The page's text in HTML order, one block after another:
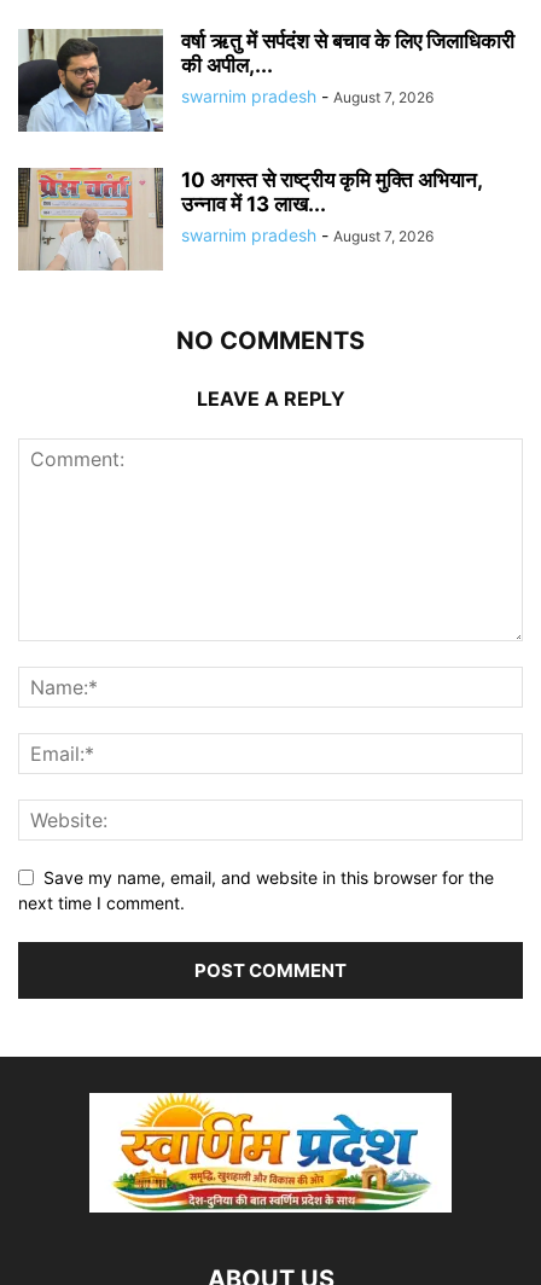
वर्षा ऋतु में सर्पदंश से बचाव के लिए जिलाधिकारी
की अपील,...
swarnim pradesh - August 7, 2026
10 अगस्त से राष्ट्रीय कृमि मुक्ति अभियान,
उन्नाव में 13 लाख...
swarnim pradesh - August 7, 2026
NO COMMENTS
LEAVE A REPLY
Save my name, email, and website in this browser for the
next time I comment.